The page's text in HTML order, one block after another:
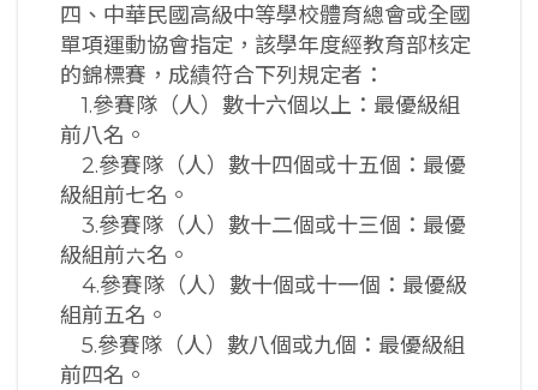
四、中華民國高級中等學校體育總會或全國
單項運動協會指定，該學年度經教育部核定
的錦標賽，成績符合下列規定者：
1.參賽隊（人）數十六個以上：最優級組
前八名。
2.參賽隊（人）數十四個或十五個：最優
級組前七名。
3.參賽隊（人）數十二個或十三個：最優
級組前六名。
4.參賽隊（人）數十個或十一個：最優級
組前五名。
5.參賽隊（人）數八個或九個：最優級組
前四名。